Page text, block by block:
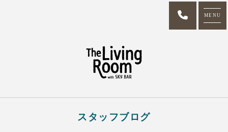
MENU
スタッフブログ